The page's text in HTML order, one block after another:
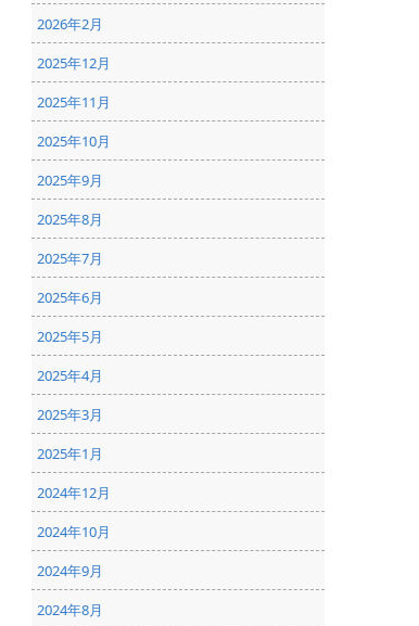
2026年2月
2025年12月
2025年11月
2025年10月
2025年9月
2025年8月
2025年7月
2025年6月
2025年5月
2025年4月
2025年3月
2025年1月
2024年12月
2024年10月
2024年9月
2024年8月